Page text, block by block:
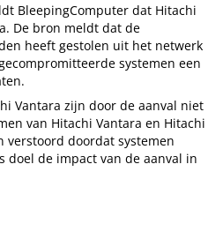
BleepingComputer dat Hitachi
De bron meldt dat de
heeft gestolen uit het netwerk
systemen een
Vantara zijn door de aanval niet
van Hitachi Vantara en Hitachi
doordat systemen
doel de impact van de aanval in